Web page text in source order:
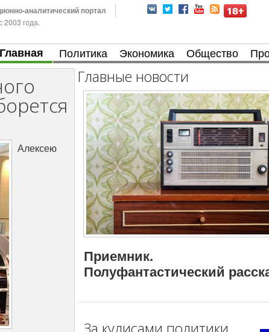
аналитический портал
2003 года.
Главная Политика Экономика Общество
Алексею
Главные новости
Приемник.
Полуфантастический